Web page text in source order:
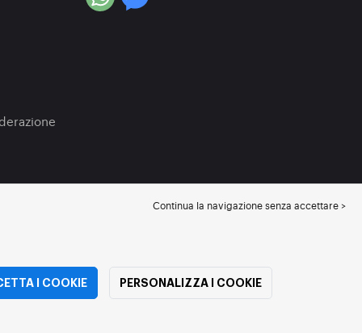
Continua la navigazione senza accettare >
I COOKIE PERSONALIZZA I COOKIE